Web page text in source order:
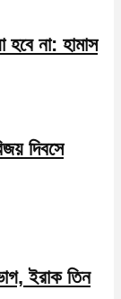
হবে না: হামাস
দিবসে
ইরাক তিন